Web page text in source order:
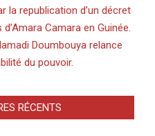
la republication d’un décret
Camara en Guinée.
Doumbouya relance
du pouvoir.
RÉCENTS